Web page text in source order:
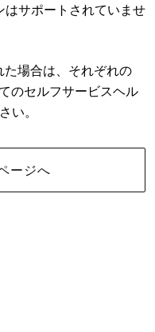
はサポートされていませ
場合は、それぞれの
のセルフサービスヘル
い。
ージへ